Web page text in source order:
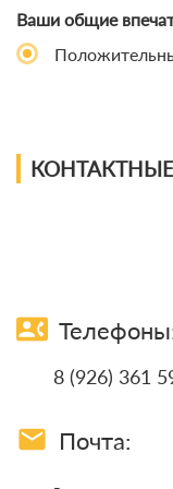
Ваши общие
contact_phone
8 (926) 361
email Почта: